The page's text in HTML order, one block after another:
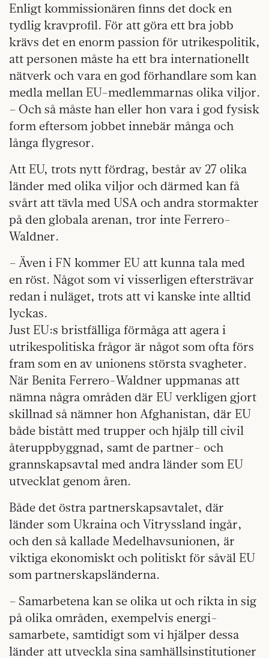
Enligt kommissionären finns det dock en
tydlig kravprofil. För att göra ett bra jobb
krävs det en enorm passion för utrikespolitik,
att personen måste ha ett bra internationellt
nätverk och vara en god förhandlare som kan
medla mellan EU-medlemmarnas olika viljor.
– Och så måste han eller hon vara i god fysisk
form eftersom jobbet innebär många och
långa flygresor.
Att EU, trots nytt fördrag, består av 27 olika
länder med olika viljor och därmed kan få
svårt att tävla med USA och andra stormakter
på den globala arenan, tror inte Ferrero-
Waldner.
– Även i FN kommer EU att kunna tala med
en röst. Något som vi visserligen eftersträvar
redan i nuläget, trots att vi kanske inte alltid
lyckas.
Just EU:s bristfälliga förmåga att agera i
utrikespolitiska frågor är något som ofta förs
fram som en av unionens största svagheter.
När Benita Ferrero-Waldner uppmanas att
nämna några områden där EU verkligen gjort
skillnad så nämner hon Afghanistan, där EU
både bistått med trupper och hjälp till civil
återuppbyggnad, samt de partner- och
grannskapsavtal med andra länder som EU
utvecklat genom åren.
Både det östra partnerskapsavtalet, där
länder som Ukraina och Vitryssland ingår,
och den så kallade Medelhavsunionen, är
viktiga ekonomiskt och politiskt för såväl EU
som partnerskapsländerna.
– Samarbetena kan se olika ut och rikta in sig
på olika områden, exempelvis energi­
samarbete, samtidigt som vi hjälper dessa
länder att utveckla sina samhälls­institutioner